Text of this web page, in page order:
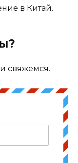
в Китай.
свяжемся.